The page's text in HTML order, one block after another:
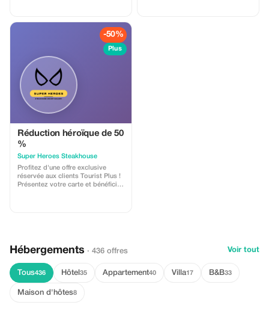
Boisson et couvert en supplément
-50%
Plus
Réduction héroïque de 50
%
Super Heroes Steakhouse
Profitez d'une offre exclusive
réservée aux clients Tourist Plus !
Présentez votre carte et bénéficiez
Hébergements · 436 offres Voir tout
Tous436 Hôtel 35 Appartement40 Villa17 B&B33
Maison d'hôtes8